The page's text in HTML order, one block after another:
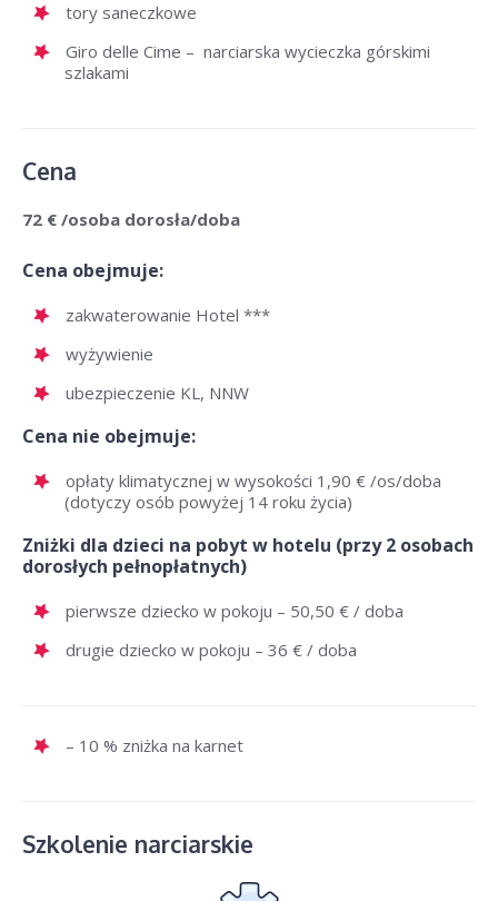
tory saneczkowe
Giro delle Cime – narciarska wycieczka górskimi
szlakami
Cena
72 € /osoba dorosła/doba
Cena obejmuje:
zakwaterowanie Hotel ***
wyżywienie
ubezpieczenie KL, NNW
Cena nie obejmuje:
opłaty klimatycznej w wysokości 1,90 € /os/doba
(dotyczy osób powyżej 14 roku życia)
Zniżki dla dzieci na pobyt w hotelu (przy 2 osobach
dorosłych pełnopłatnych)
pierwsze dziecko w pokoju – 50,50 € / doba
drugie dziecko w pokoju – 36 € / doba
– 10 % zniżka na karnet
Szkolenie narciarskie